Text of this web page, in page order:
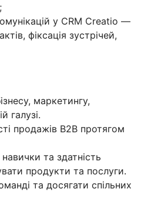
у CRM Creatio —
фіксація зустрічей,
маркетингу,
галузі.
продажів B2B протягом
навички та здатність
продукти та послуги.
та досягати спільних